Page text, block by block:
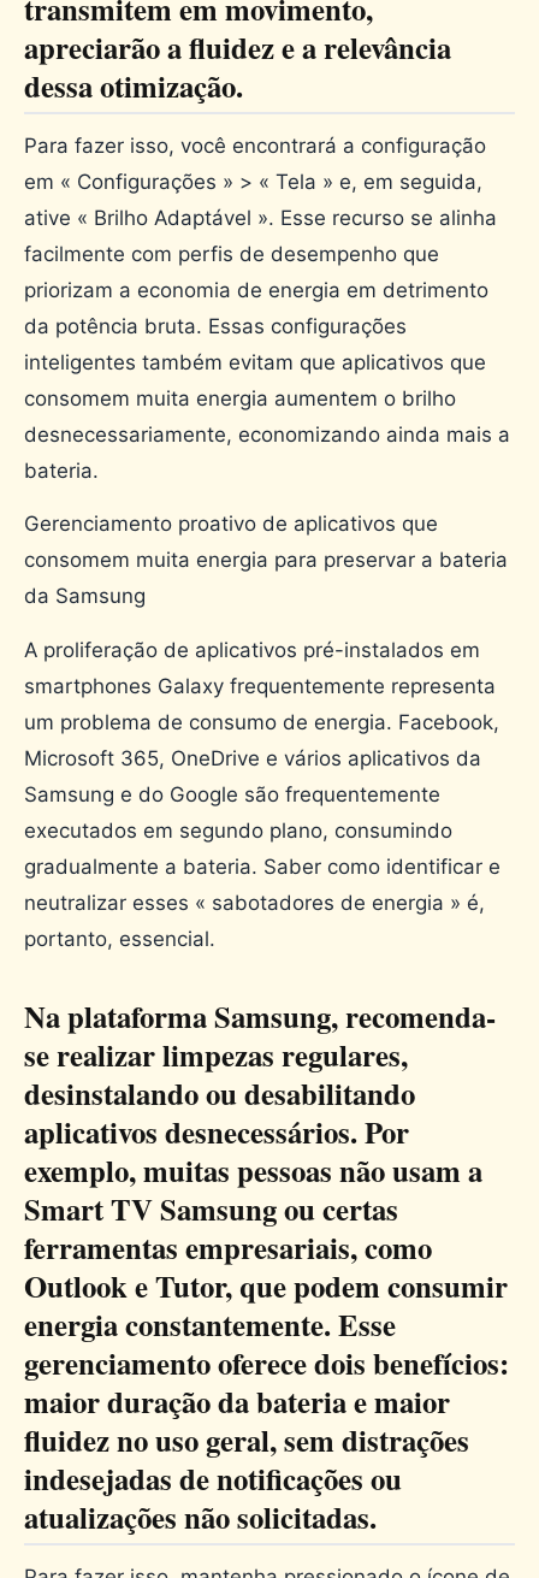
apreciarão a fluidez e a relevância
dessa otimização.
Para fazer isso, você encontrará a configuração
em « Configurações » > « Tela » e, em seguida,
ative « Brilho Adaptável ». Esse recurso se alinha
facilmente com perfis de desempenho que
priorizam a economia de energia em detrimento
da potência bruta. Essas configurações
inteligentes também evitam que aplicativos que
consomem muita energia aumentem o brilho
desnecessariamente, economizando ainda mais a
bateria.
Gerenciamento proativo de aplicativos que
consomem muita energia para preservar a bateria
da Samsung
A proliferação de aplicativos pré-instalados em
smartphones Galaxy frequentemente representa
um problema de consumo de energia. Facebook,
Microsoft 365, OneDrive e vários aplicativos da
Samsung e do Google são frequentemente
executados em segundo plano, consumindo
gradualmente a bateria. Saber como identificar e
neutralizar esses « sabotadores de energia » é,
portanto, essencial.
Na plataforma Samsung, recomenda-
se realizar limpezas regulares,
desinstalando ou desabilitando
aplicativos desnecessários. Por
exemplo, muitas pessoas não usam a
Smart TV Samsung ou certas
ferramentas empresariais, como
Outlook e Tutor, que podem consumir
energia constantemente. Esse
gerenciamento oferece dois benefícios:
maior duração da bateria e maior
fluidez no uso geral, sem distrações
indesejadas de notificações ou
atualizações não solicitadas.